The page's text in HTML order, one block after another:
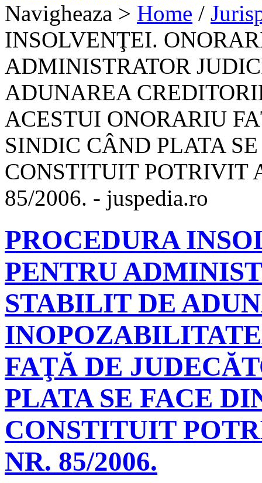
Navigheaza > Home /
INSOLVENŢEI.
ADMINISTRATOR
ADUNAREA
ACESTUI ONORARIU
SINDIC CÂND PLATA
CONSTITUIT POTRIVIT
85/2006. - juspedia.ro
PROCEDURA
PENTRU
STABILIT DE
FAŢĂ DE
PLATA SE FACE
CONSTITUIT
NR. 85/2006.